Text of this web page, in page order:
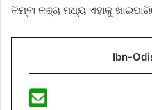
କିମ୍ବା କଞ୍ଚା ମଧ୍ୟ ଏହାକୁ
Ibn-